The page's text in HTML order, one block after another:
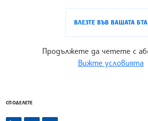
ВЛЕЗТЕ ВЪВ ВАШАТА БТА
Продължете да четете с
Вижте условията
СПОДЕЛЕТЕ